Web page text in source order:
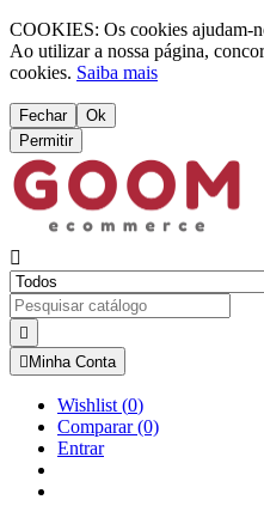
COOKIES: Os cookies ajudam-
Ao utilizar a nossa página,
cookies. Saiba mais
Fechar
Ok
Permitir


 Minha Conta
Wishlist (0)
Comparar(0)
Entrar